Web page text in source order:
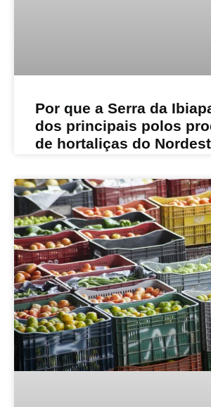
Por que a Serra da
dos principais polos
de hortaliças do